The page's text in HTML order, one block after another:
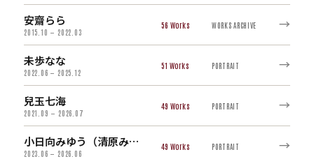
安齋らら
2015.10 — 2022.03
56 WORKS ARCHIVE →
未歩なな
2022.06 — 2025.12
51 PORTRAIT →
兒玉七海
2021.09 — 2026.07
49 PORTRAIT →
小日向みゆう（清原みゆう）
2023.06 — 2026.06
49 PORTRAIT →